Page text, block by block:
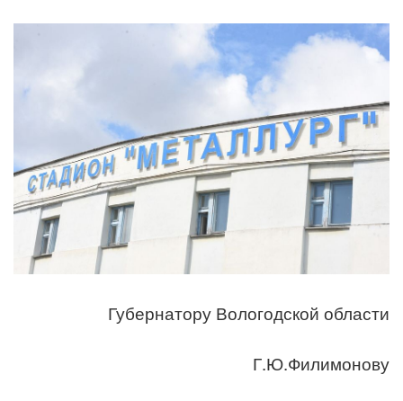
Губернатору Вологодской области
Г.Ю.Филимонову